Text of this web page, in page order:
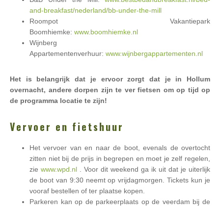
and-breakfast/nederland/bb-under-the-mill
Roompot Vakantiepark
Boomhiemke: www.boomhiemke.nl
Wijnberg
Appartementenverhuur: www.wijnbergappartementen.nl
Het is belangrijk dat je ervoor zorgt dat je in Hollum
overnacht, andere dorpen zijn te ver fietsen om op tijd op
de programma locatie te zijn!
Vervoer en fietshuur
Het vervoer van en naar de boot, evenals de overtocht
zitten niet bij de prijs in begrepen en moet je zelf regelen,
zie www.wpd.nl . Voor dit weekend ga ik uit dat je uiterlijk
de boot van 9:30 neemt op vrijdagmorgen. Tickets kun je
vooraf bestellen of ter plaatse kopen.
Parkeren kan op de parkeerplaats op de veerdam bij de